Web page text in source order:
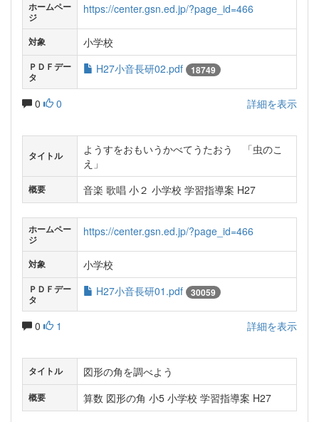
ホームペー
ジ
https://center.gsn.ed.jp/?page_id=466
対象 小学校
ＰＤＦデー
タ
H27小音長研02.pdf 18749
0 0 詳細を表示
タイトル
ようすをおもいうかべてうたおう 「虫のこ
え」
概要 音楽 歌唱 小２ 小学校 学習指導案 H27
ホームペー
ジ
https://center.gsn.ed.jp/?page_id=466
対象 小学校
ＰＤＦデー
タ
H27小音長研01.pdf 30059
0 1 詳細を表示
タイトル 図形の角を調べよう
概要 算数 図形の角 小5 小学校 学習指導案 H27